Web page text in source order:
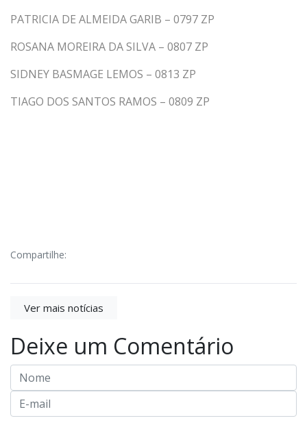
PATRICIA DE ALMEIDA GARIB – 0797 ZP
ROSANA MOREIRA DA SILVA – 0807 ZP
SIDNEY BASMAGE LEMOS – 0813 ZP
TIAGO DOS SANTOS RAMOS – 0809 ZP
Compartilhe:
Ver mais notícias
Deixe um Comentário